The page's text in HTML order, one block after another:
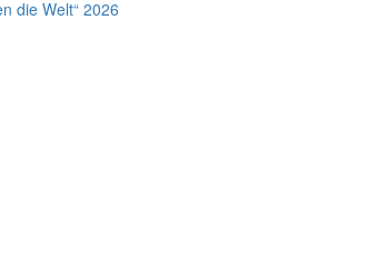
die Welt“ 2026